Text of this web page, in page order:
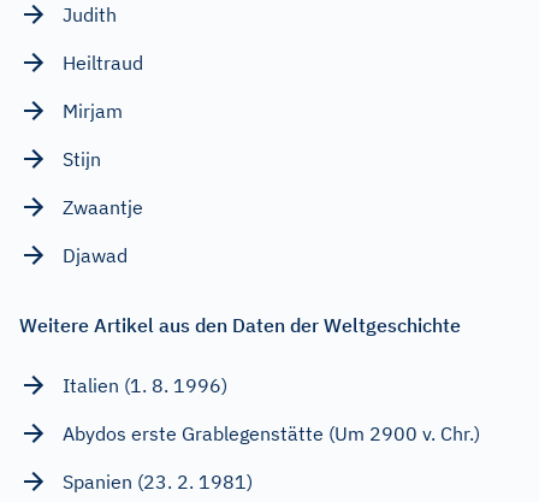
Judith
Heiltraud
Mirjam
Stijn
Zwaantje
Djawad
Weitere Artikel aus den Daten der Weltgeschichte
Italien (1. 8. 1996)
Abydos erste Grablegenstätte (Um 2900 v. Chr.)
Spanien (23. 2. 1981)